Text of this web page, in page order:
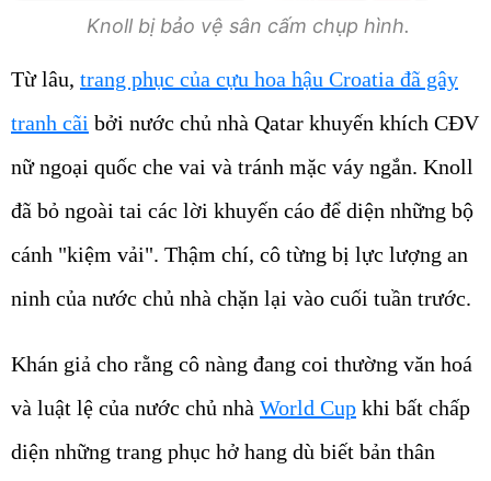
Knoll bị bảo vệ sân cấm chụp hình.
Từ lâu, trang phục của cựu hoa hậu Croatia đã gây
tranh cãi bởi nước chủ nhà Qatar khuyến khích CĐV
nữ ngoại quốc che vai và tránh mặc váy ngắn. Knoll
đã bỏ ngoài tai các lời khuyến cáo để diện những bộ
cánh "kiệm vải". Thậm chí, cô từng bị lực lượng an
ninh của nước chủ nhà chặn lại vào cuối tuần trước.
Khán giả cho rằng cô nàng đang coi thường văn hoá
và luật lệ của nước chủ nhà World Cup khi bất chấp
diện những trang phục hở hang dù biết bản thân